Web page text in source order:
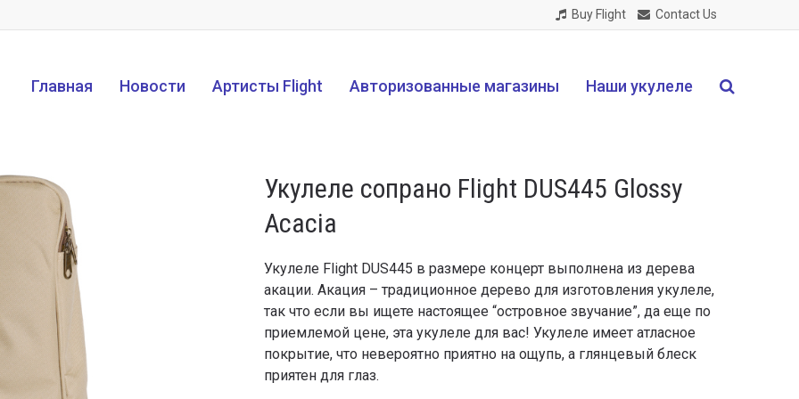
Buy Flight Contact Us
Главная Новости Артисты Flight Авторизованные магазины Наши укулеле
Укулеле сопрано Flight DUS445 Glossy
Acacia
Укулеле Flight DUS445 в размере концерт выполнена из дерева
акации. Акация – традиционное дерево для изготовления укулеле,
так что если вы ищете настоящее “островное звучание”, да еще по
приемлемой цене, эта укулеле для вас! Укулеле имеет атласное
покрытие, что невероятно приятно на ощупь, а глянцевый блеск
приятен для глаз.